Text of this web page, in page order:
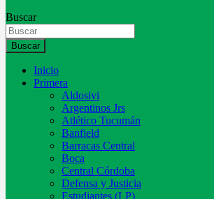
Buscar
Buscar
Inicio
Primera
Aldosivi
Argentinos Jrs
Atlético Tucumán
Banfield
Barracas Central
Boca
Central Córdoba
Defensa y Justicia
Estudiantes (LP)